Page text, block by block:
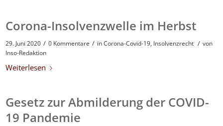
Corona-Insolvenzwelle im Herbst
29. Juni 2020 / 0 Kommentare / inCorona-Covid-19 Insolvenzrecht / von
Inso-Redaktion
Weiterlesen
Gesetz zur Abmilderung der COVID-
19 Pandemie